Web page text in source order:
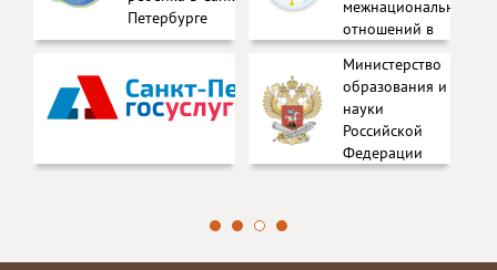
Петербурге
межнациональных
отношений в
Санкт-Петербурге
Министерство
образования и
науки
Российской
Федерации